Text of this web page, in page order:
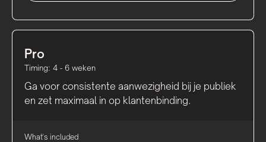
Pro
Timing: 4 - 6 weken
Ga voor consistente aanwezigheid bij je publiek
en zet maximaal in op klantenbinding.
What's included